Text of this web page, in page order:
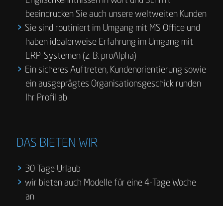
beeindrucken Sie auch unsere weltweiten Kunden
Sie sind routiniert im Umgang mit MS Office und
haben idealerweise Erfahrung im Umgang mit
ERP-Systemen (z. B. proAlpha)
Ein sicheres Auftreten, Kundenorientierung sowie
ein ausgeprägtes Organisationsgeschick runden
Ihr Profil ab
DAS BIETEN WIR
30 Tage Urlaub
wir bieten auch Modelle für eine 4-Tage Woche
an